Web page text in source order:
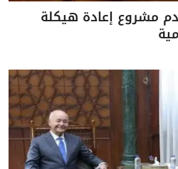
مشروع إعادة هيكلة